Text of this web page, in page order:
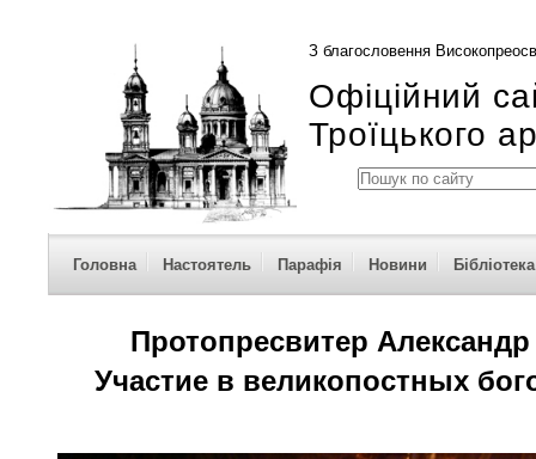
З благословення
Офіційний
Троїцького
Головна Настоятель Парафія Новини Бібліотека
Протопресвитер
Участие в великопостных